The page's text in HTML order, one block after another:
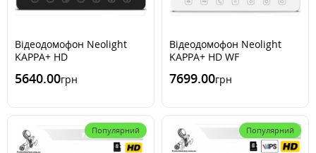
Відеодомофон Neolight
KAPPA+ HD
5640.00грн
Відеодомофон Neolight
KAPPA+ HD WF
7699.00грн
Популярний Популярний